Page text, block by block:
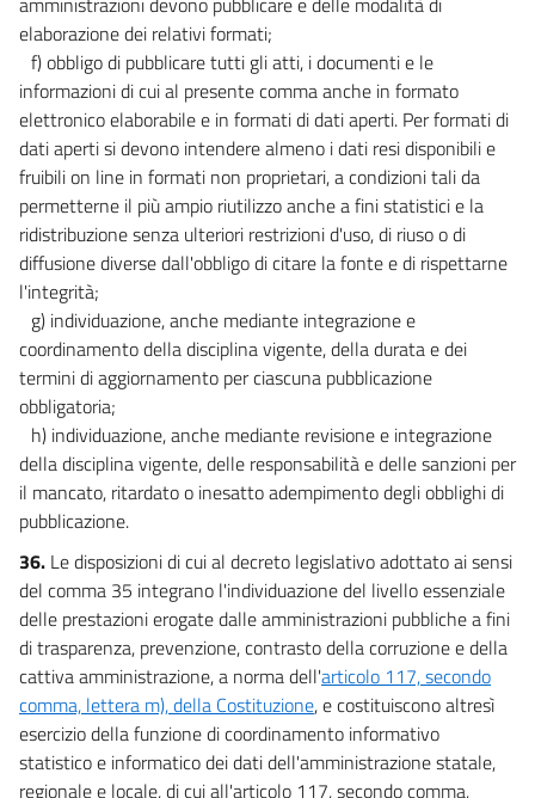
elaborazione dei relativi formati;
f) obbligo di pubblicare tutti gli atti, i documenti e le
informazioni di cui al presente comma anche in formato
elettronico elaborabile e in formati di dati aperti. Per formati di
dati aperti si devono intendere almeno i dati resi disponibili e
fruibili on line in formati non proprietari, a condizioni tali da
permetterne il più ampio riutilizzo anche a fini statistici e la
ridistribuzione senza ulteriori restrizioni d'uso, di riuso o di
diffusione diverse dall'obbligo di citare la fonte e di rispettarne
l'integrità;
g) individuazione, anche mediante integrazione e
coordinamento della disciplina vigente, della durata e dei
termini di aggiornamento per ciascuna pubblicazione
obbligatoria;
h) individuazione, anche mediante revisione e integrazione
della disciplina vigente, delle responsabilità e delle sanzioni per
il mancato, ritardato o inesatto adempimento degli obblighi di
pubblicazione.
36. Le disposizioni di cui al decreto legislativo adottato ai sensi
del comma 35 integrano l'individuazione del livello essenziale
delle prestazioni erogate dalle amministrazioni pubbliche a fini
di trasparenza, prevenzione, contrasto della corruzione e della
cattiva amministrazione, a norma dell'articolo 117, secondo
comma, lettera m), della Costituzione, e costituiscono altresì
esercizio della funzione di coordinamento informativo
statistico e informatico dei dati dell'amministrazione statale,
regionale e locale, di cui all'articolo 117, secondo comma,